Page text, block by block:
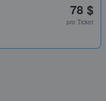
78 $
pro Ticket